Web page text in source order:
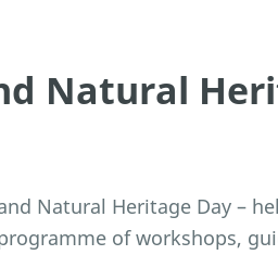
Natural
Natural Heritage Day –
of workshops,